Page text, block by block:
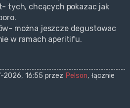
tych, chcących pokazac jak
można jeszcze degustowac
w ramach aperitifu.
16:55 przez Pelson, łącznie